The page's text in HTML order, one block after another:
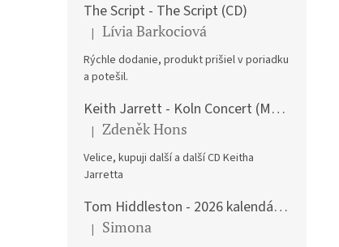
The Script - The Script (CD)
Hodnocení produktu je 5 z 5 hvězdiček.
| Lívia Barkociová
Rýchle dodanie, produkt prišiel v poriadku
a potešil.
Keith Jarrett - Koln Concert (Music CD)
Hodnocení produktu je 5 z 5 hvězdiček.
| Zdeněk Hons
Velice, kupuji další a další CD Keitha
Jarretta
Tom Hiddleston - 2026 kalendář A3
Hodnocení produktu je 5 z 5 hvězdiček.
| Simona